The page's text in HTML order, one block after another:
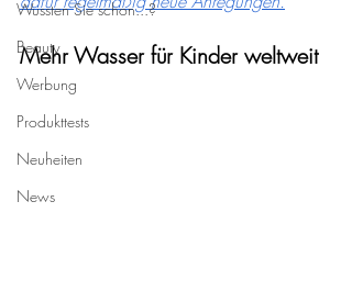
Wussten Sie schon...?
Beauty
Werbung
Produkttests
Neuheiten
News
Mehr Wasser für Kinder weltweit